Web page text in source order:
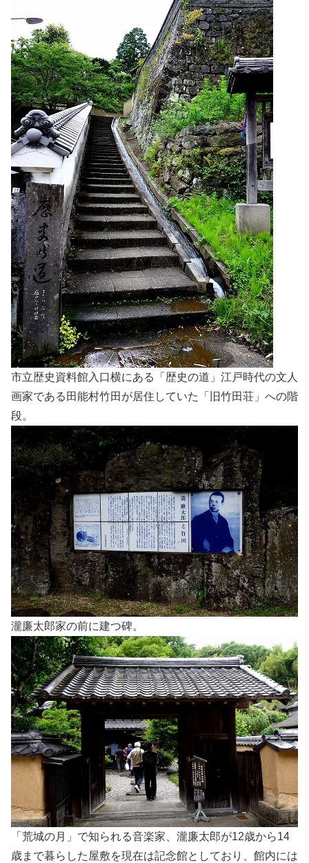
市立歴史資料館入口横にある「歴史の道」江戸時代の文人
画家である田能村竹田が居住していた「旧竹田荘」への階
段。
瀧廉太郎家の前に建つ碑。
「荒城の月」で知られる音楽家、瀧廉太郎が12歳から14
歳まで暮らした屋敷を現在は記念館としており、館内には